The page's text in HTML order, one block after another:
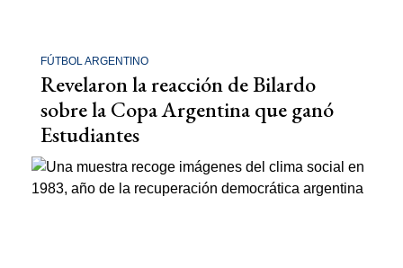
FÚTBOL ARGENTINO
Revelaron la reacción de Bilardo
sobre la Copa Argentina que ganó
Estudiantes